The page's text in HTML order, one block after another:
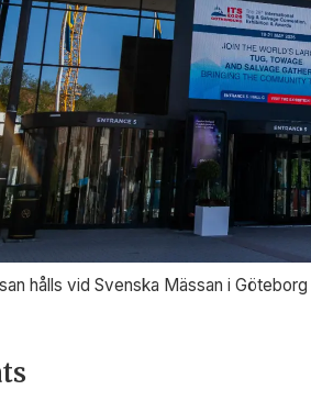
hålls vid Svenska Mässan i